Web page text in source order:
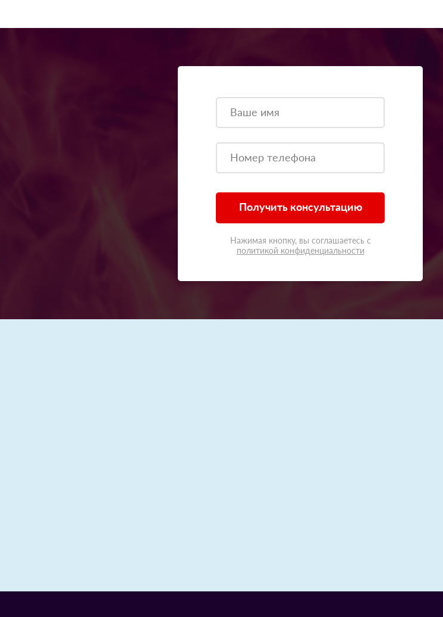
Получить консультацию
Нажимая кнопку, вы соглашаетесь с
политикой конфиденциальности